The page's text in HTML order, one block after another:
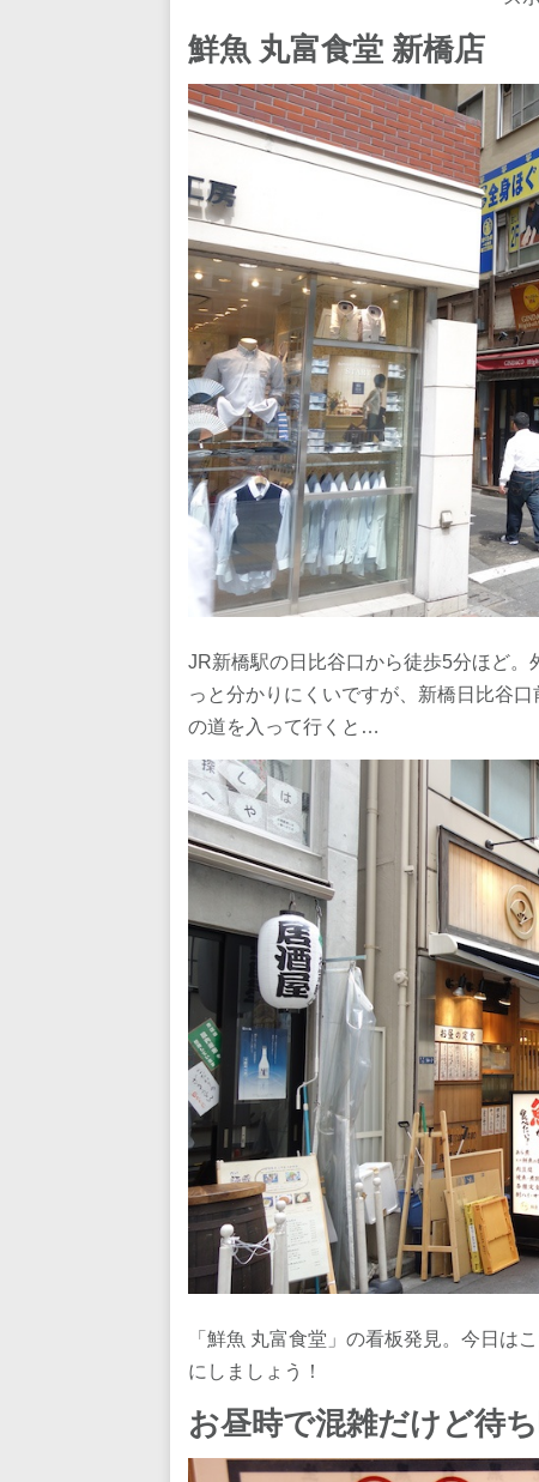
鮮魚 丸富食堂 新橋店
JR新橋駅の日比谷口から徒歩5分ほど。
っと分かりにくいですが、新橋日比谷
の道を入って行くと…
「鮮魚 丸富食堂」の看板発見。今日は
にしましょう！
お昼時で混雑だけど待